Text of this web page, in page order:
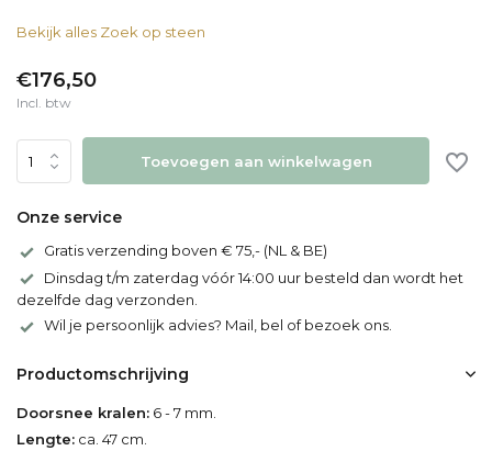
Bekijk alles Zoek op steen
€176,50
Incl. btw
Toevoegen aan winkelwagen
Onze service
Gratis verzending boven € 75,- (NL & BE)
Dinsdag t/m zaterdag vóór 14:00 uur besteld dan wordt het
dezelfde dag verzonden.
Wil je persoonlijk advies? Mail, bel of bezoek ons.
Productomschrijving
Doorsnee kralen: 6 - 7 mm.
Lengte: ca. 47 cm.